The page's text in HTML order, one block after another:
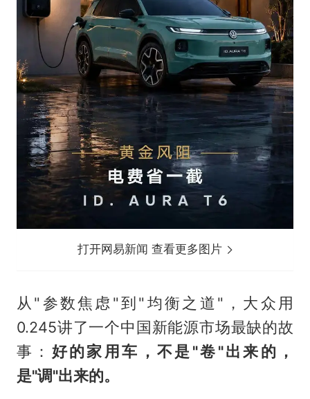
打开网易新闻 查看更多图片
从"参数焦虑"到"均衡之道"，大众用
0.245讲了一个中国新能源市场最缺的故
事： 好的家用车，不是"卷"出来的，
是"调"出来的。